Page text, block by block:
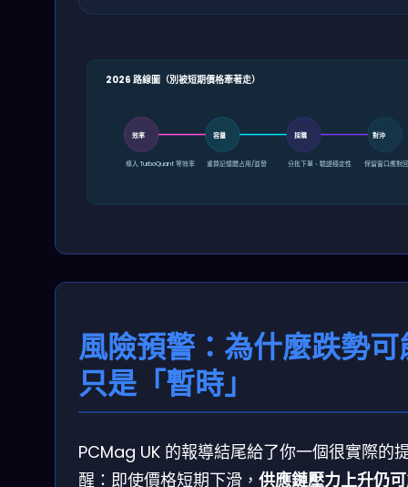
2026 路線圖（別被短期價格牽著走）
效率 容量 採購 對沖
導入 TurboQuant 等效率 重算記憶體占用/並發 分批下單、驗證穩定性 保留窗口應對
風險預警：為什麼跌勢可
只是「暫時」
PCMag UK 的報導結尾給了你一個很實際的
醒：即使價格短期下滑， 供應鏈壓力上升仍